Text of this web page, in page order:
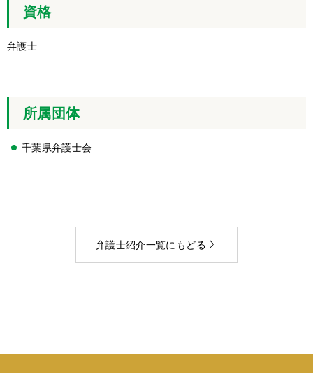
資格
弁護士
所属団体
千葉県弁護士会
弁護士紹介一覧にもどる